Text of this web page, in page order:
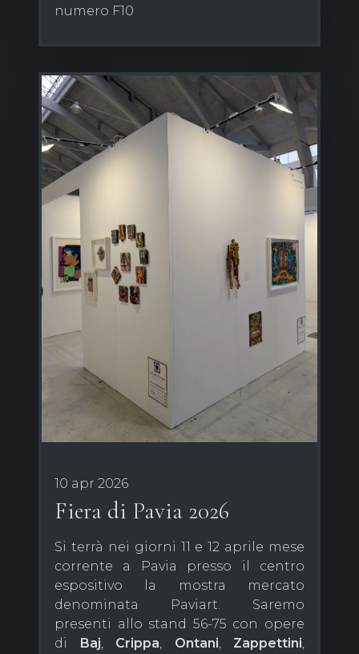
numero F10
10 apr 2026
Fiera di Pavia 2026
Si terrà nei giorni 11 e 12 aprile mese
corrente a Pavia presso il centro
espositivo la mostra mercato
denominata Paviart. Saremo
presenti allo stand 56-75 con opere
di
Baj, Crippa, Ontani, Zappettini,